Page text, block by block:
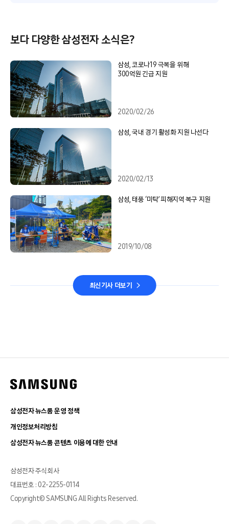
보다 다양한 삼성전자 소식은?
삼성, 코로나19 극복을 위해
300억원 긴급 지원
2020/02/26
삼성, 국내 경기 활성화 지원 나선다
2020/02/13
삼성, 태풍 ‘미탁’ 피해지역 복구 지원
2019/10/08
최신기사 더보기
삼성전자 뉴스룸 운영 정책
개인정보처리방침
삼성전자 뉴스룸 콘텐츠 이용에 대한 안내
삼성전자 주식회사
대표번호 : 02-2255-0114
Copyright© SAMSUNG All Rights Reserved.